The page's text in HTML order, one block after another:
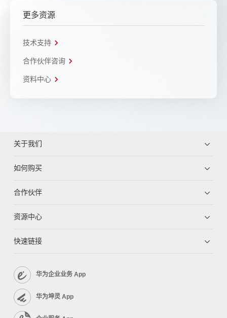
更多资源
技术支持
合作伙伴咨询
资料中心
关于我们
如何购买
合作伙伴
资源中心
快速链接
华为企业业务 App
华为坤灵 App